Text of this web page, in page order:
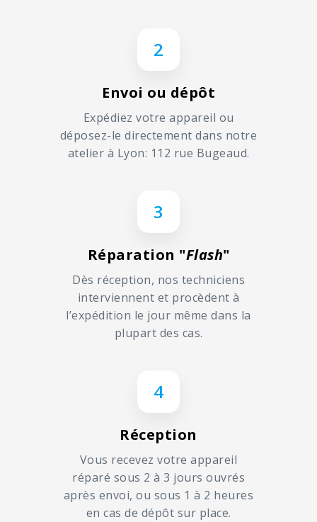
2
Envoi ou dépôt
Expédiez votre appareil ou
déposez-le directement dans notre
atelier à Lyon: 112 rue Bugeaud.
3
Réparation "Flash"
Dès réception, nos techniciens
interviennent et procèdent à
l’expédition le jour même dans la
plupart des cas.
4
Réception
Vous recevez votre appareil
réparé sous 2 à 3 jours ouvrés
après envoi, ou sous 1 à 2 heures
en cas de dépôt sur place.